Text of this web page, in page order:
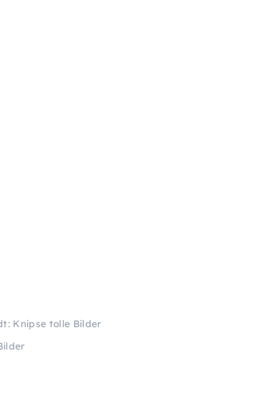
Knipse tolle Bilder